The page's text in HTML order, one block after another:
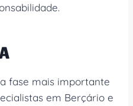
fase mais importante
em Berçário e